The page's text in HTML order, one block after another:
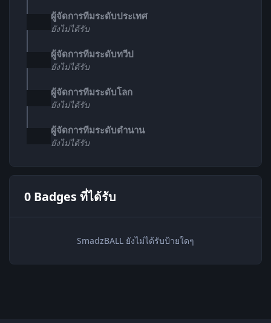
ผู้จัดการทีมระดับประเทศ
ยังไม่ได้รับ
ผู้จัดการทีมระดับทวีป
ยังไม่ได้รับ
ผู้จัดการทีมระดับโลก
ยังไม่ได้รับ
ผู้จัดการทีมระดับตำนาน
ยังไม่ได้รับ
0 Badges ที่ได้รับ
SmadzBALL ยังไม่ได้รับป้ายใดๆ